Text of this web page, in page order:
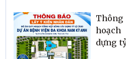
dựng